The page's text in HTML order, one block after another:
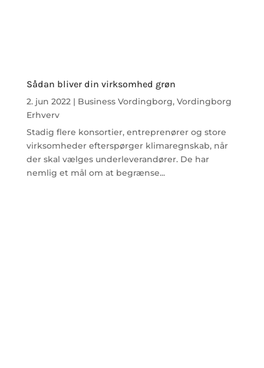
Sådan bliver din virksomhed grøn
2. jun 2022| Business Vordingborg, Vordingborg
Erhverv
Stadig flere konsortier, entreprenører og store
virksomheder efterspørger klimaregnskab, når
der skal vælges underleverandører. De har
nemlig et mål om at begrænse...